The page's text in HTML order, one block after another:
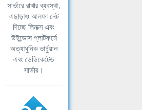
সার্ভারে রাখার ব্যবস্থা,
এছাড়াও আলফা নেট
দিচ্ছে লিনাক্স এবং
উইন্ডোস প্লাটফর্মে
অত্যাধুনিক ভার্চুয়াল
এবং ডেডিকেটেড
সার্ভার।